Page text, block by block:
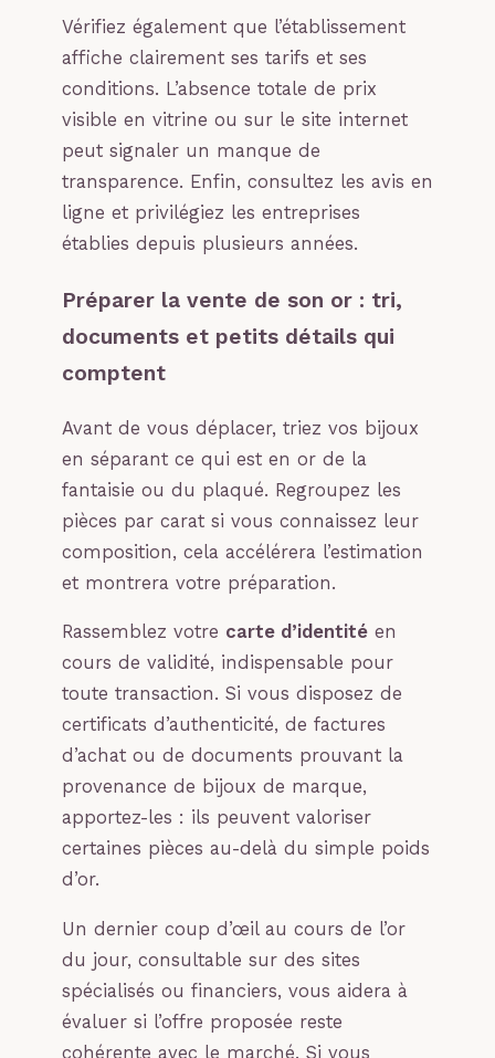
Vérifiez également que l’établissement
affiche clairement ses tarifs et ses
conditions. L’absence totale de prix
visible en vitrine ou sur le site internet
peut signaler un manque de
transparence. Enfin, consultez les avis en
ligne et privilégiez les entreprises
établies depuis plusieurs années.
Préparer la vente de son or : tri,
documents et petits détails qui
comptent
Avant de vous déplacer, triez vos bijoux
en séparant ce qui est en or de la
fantaisie ou du plaqué. Regroupez les
pièces par carat si vous connaissez leur
composition, cela accélérera l’estimation
et montrera votre préparation.
Rassemblez votre carte d’identité en
cours de validité, indispensable pour
toute transaction. Si vous disposez de
certificats d’authenticité, de factures
d’achat ou de documents prouvant la
provenance de bijoux de marque,
apportez-les : ils peuvent valoriser
certaines pièces au-delà du simple poids
d’or.
Un dernier coup d’œil au cours de l’or
du jour, consultable sur des sites
spécialisés ou financiers, vous aidera à
évaluer si l’offre proposée reste
cohérente avec le marché. Si vous